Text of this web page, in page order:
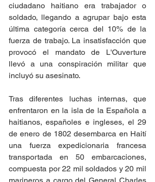
ciudadano haitiano era trabajador o
soldado, llegando a agrupar bajo esta
última categoría cerca del 10% de la
fuerza de trabajo. La insatisfacción que
provocó el mandato de L'Ouverture
llevó a una conspiración militar que
incluyó su asesinato.
Tras diferentes luchas internas, que
enfrentaron en la isla de la Española a
haitianos, españoles e ingleses, el 29
de enero de 1802 desembarca en Haití
una fuerza expedicionaria francesa
transportada en 50 embarcaciones,
compuesta por 22 mil soldados y 20 mil
marineros a cargo del General Charles